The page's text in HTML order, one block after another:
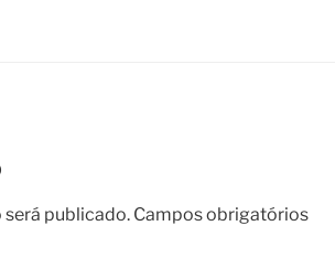
será publicado. Campos obrigatórios